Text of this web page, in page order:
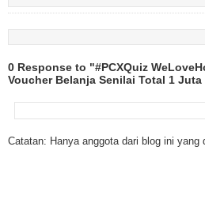
0 Response to "#PCXQuiz
Voucher Belanja Senilai Total 1
Catatan: Hanya anggota dari blog ini yang